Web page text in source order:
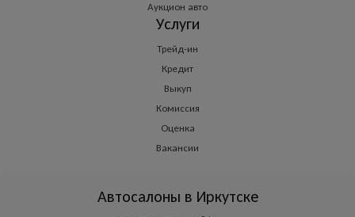
Аукцион авто
Услуги
Трейд-ин
Кредит
Выкуп
Комиссия
Оценка
Вакансии
Автосалоны в Иркутске